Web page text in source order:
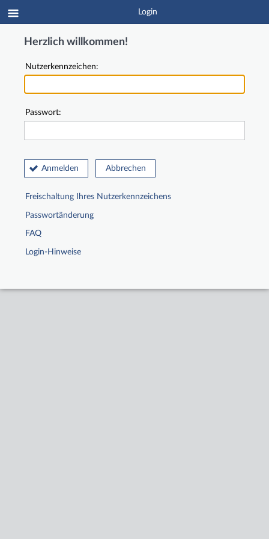
Login
Herzlich willkommen!
Nutzerkennzeichen:
Passwort:
Anmelden Abbrechen
Freischaltung Ihres Nutzerkennzeichens
Passwortänderung
FAQ
Login-Hinweise